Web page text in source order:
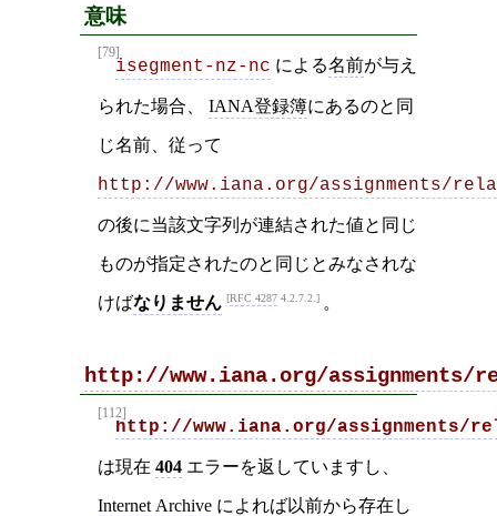
意味
[79]
isegment-nz-nc による名前が与え
られた場合、 IANA登録簿にあるのと同
じ名前、従って
http://www.iana.org/assignments/
の後に当該文字列が連結された値と同じ
ものが指定されたのと同じとみなされな
けばなりません RFC 4287 4.2.7.2. 。
http://www.iana.org/assignments/
[112]
http://www.iana.org/assignments/
は現在 404 エラーを返していますし、
Internet Archive によれば以前から存在し